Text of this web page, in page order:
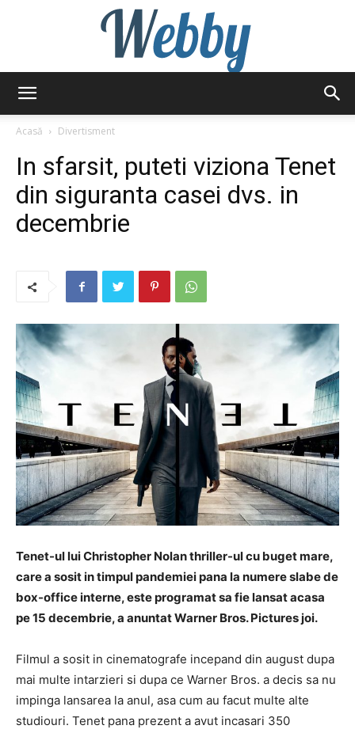
Acasă
Divertisment
In sfarsit, puteti viziona Tenet
din siguranta casei dvs. in
decembrie
Tenet-ul lui Christopher Nolan thriller-ul cu buget mare,
care a sosit in timpul pandemiei pana la numere slabe de
box-office interne, este programat sa fie lansat acasa
pe 15 decembrie, a anuntat Warner Bros. Pictures joi.
Filmul a sosit in cinematografe incepand din august dupa
mai multe intarzieri si dupa ce Warner Bros. a decis sa nu
impinga lansarea la anul, asa cum au facut multe alte
studiouri. Tenet pana prezent a avut incasari 350